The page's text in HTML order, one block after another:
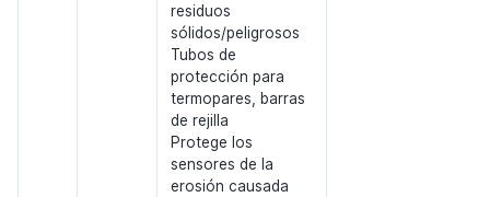
residuos
sólidos/peligrosos
Tubos de
protección para
termopares, barras
de rejilla
Protege los
sensores de la
erosión causada